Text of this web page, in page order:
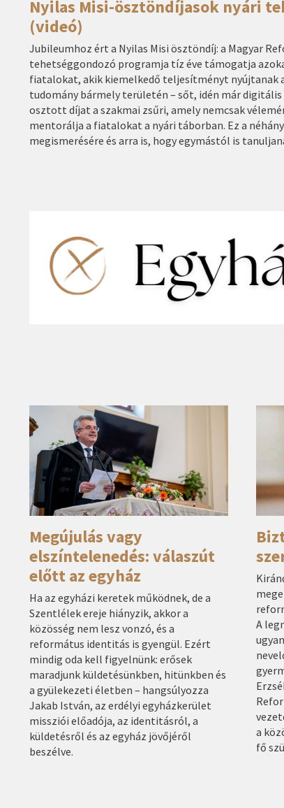
Nyilas Misi-ösztöndíjasok nyári
(videó)
Jubileumhoz ért a Nyilas Misi ösztöndíj: a Magyar
tehetséggondozó programja tíz éve támogatja
fiatalokat, akik kiemelkedő teljesítményt nyújtanak
tudomány bármely területén – sőt, idén már
osztott díjat a szakmai zsűri, amely nemcsak
mentorálja a fiatalokat a nyári táborban. Ez a
megismerésére és arra is, hogy egymástól is
Megújulás vagy
elszíntelenedés: válaszút
előtt az egyház
Ha az egyházi keretek működnek, de a
Szentlélek ereje hiányzik, akkor a
közösség nem lesz vonzó, és a
református identitás is gyengül. Ezért
mindig oda kell figyelnünk: erősek
maradjunk küldetésünkben, hitünkben és
a gyülekezeti életben – hangsúlyozza
Jakab István, az erdélyi egyházkerület
missziói előadója, az identitásról, a
küldetésről és az egyház jövőjéről
beszélve.
A
a
fő